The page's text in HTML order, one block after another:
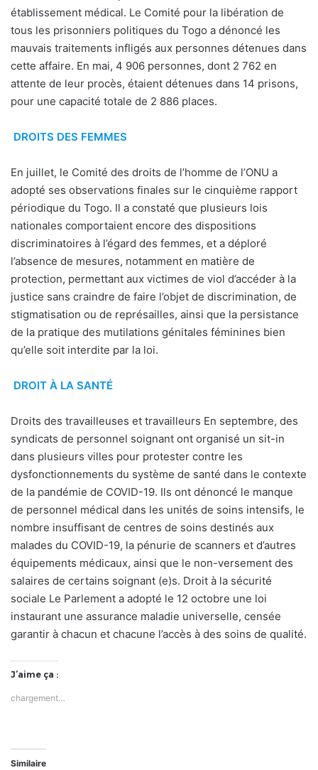
établissement médical. Le Comité pour la libération de
tous les prisonniers politiques du Togo a dénoncé les
mauvais traitements infligés aux personnes détenues dans
cette affaire. En mai, 4 906 personnes, dont 2 762 en
attente de leur procès, étaient détenues dans 14 prisons,
pour une capacité totale de 2 886 places.
DROITS DES FEMMES
En juillet, le Comité des droits de l’homme de l’ONU a
adopté ses observations finales sur le cinquième rapport
périodique du Togo. Il a constaté que plusieurs lois
nationales comportaient encore des dispositions
discriminatoires à l’égard des femmes, et a déploré
l’absence de mesures, notamment en matière de
protection, permettant aux victimes de viol d’accéder à la
justice sans craindre de faire l’objet de discrimination, de
stigmatisation ou de représailles, ainsi que la persistance
de la pratique des mutilations génitales féminines bien
qu’elle soit interdite par la loi.
DROIT À LA SANTÉ
Droits des travailleuses et travailleurs En septembre, des
syndicats de personnel soignant ont organisé un sit-in
dans plusieurs villes pour protester contre les
dysfonctionnements du système de santé dans le contexte
de la pandémie de COVID-19. Ils ont dénoncé le manque
de personnel médical dans les unités de soins intensifs, le
nombre insuffisant de centres de soins destinés aux
malades du COVID-19, la pénurie de scanners et d’autres
équipements médicaux, ainsi que le non-versement des
salaires de certains soignant (e)s. Droit à la sécurité
sociale Le Parlement a adopté le 12 octobre une loi
instaurant une assurance maladie universelle, censée
garantir à chacun et chacune l’accès à des soins de qualité.
J’aime ça :
chargement…
Similaire